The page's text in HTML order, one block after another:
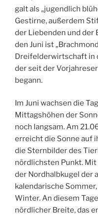
galt als „jugendlich
Gestirne, außerdem
der Liebenden und der
den Juni ist
Dreifelderwirtschaft in
der seit der
begann.
Im Juni wachsen die
Mittagshöhen der
noch langsam. Am
erreicht die Sonne auf
die Sternbilder des
nördlichsten Punkt.
der Nordhalbkugel der
kalendarische
Winter. An diesem
nördlicher Breite, das